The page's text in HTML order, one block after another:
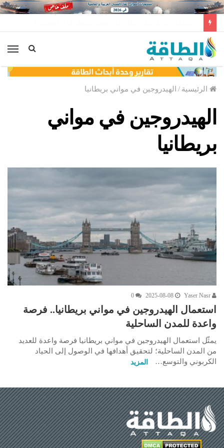
الرئيسية / الهيدروجين في مواني بريطانيا
الهيدروجين في مواني
بريطانيا
2025-08-08
0
استعمال الهيدروجين في مواني بريطانيا.. فرصة
واعدة للمدن الساحلية
يمثّل استعمال الهيدروجين في مواني بريطانيا فرصة واعدة للعديد
من المدن الساحلية؛ لتحقيق أهدافها في الوصول إلى الحياد
الكربوني والتوسع…
المزيد